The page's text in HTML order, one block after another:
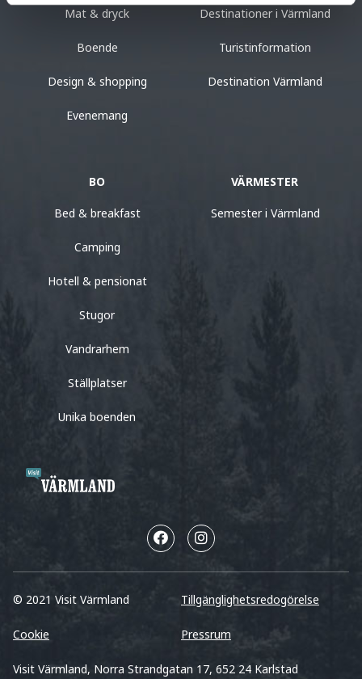
Mat & dryck
Boende
Design & shopping
Evenemang
Destinationer i Värmland
Turistinformation
Destination Värmland
BO
Bed & breakfast
Camping
Hotell & pensionat
Stugor
Vandrarhem
Ställplatser
Unika boenden
VÄRMESTER
Semester i Värmland
© 2021 Visit Värmland Tillgänglighetsredogörelse
Cookie Pressrum
Visit Värmland, Norra Strandgatan 17, 652 24 Karlstad